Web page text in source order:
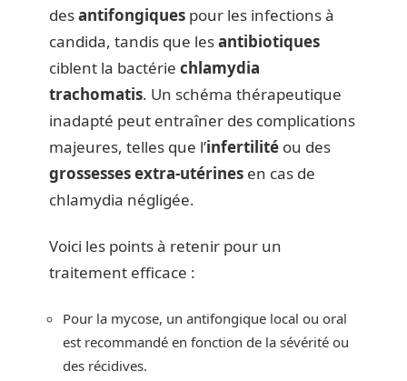
desantifongiques pour les infections à
candida, tandis que lesantibiotiques
ciblent la bactérie chlamydia
trachomatis. Un schéma thérapeutique
inadapté peut entraîner des complications
majeures, telles que l’infertilité ou des
grossesses extra-utérines en cas de
chlamydia négligée.
Voici les points à retenir pour un
traitement efficace :
Pour la mycose, un antifongique local ou oral
est recommandé en fonction de la sévérité ou
des récidives.